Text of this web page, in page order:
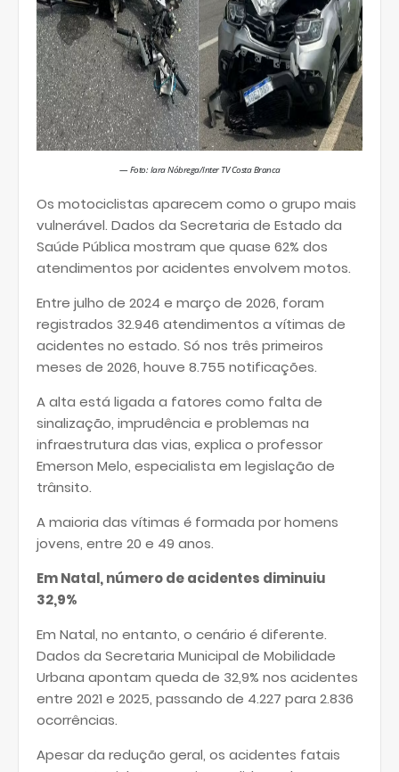
— Foto: Iara Nóbrega/Inter TV Costa Branca
Os motociclistas aparecem como o grupo mais
vulnerável. Dados da Secretaria de Estado da
Saúde Pública mostram que quase 62% dos
atendimentos por acidentes envolvem motos.
Entre julho de 2024 e março de 2026, foram
registrados 32.946 atendimentos a vítimas de
acidentes no estado. Só nos três primeiros
meses de 2026, houve 8.755 notificações.
A alta está ligada a fatores como falta de
sinalização, imprudência e problemas na
infraestrutura das vias, explica o professor
Emerson Melo, especialista em legislação de
trânsito.
A maioria das vítimas é formada por homens
jovens, entre 20 e 49 anos.
Em Natal, número de acidentes diminuiu
32,9%
Em Natal, no entanto, o cenário é diferente.
Dados da Secretaria Municipal de Mobilidade
Urbana apontam queda de 32,9% nos acidentes
entre 2021 e 2025, passando de 4.227 para 2.836
ocorrências.
Apesar da redução geral, os acidentes fatais